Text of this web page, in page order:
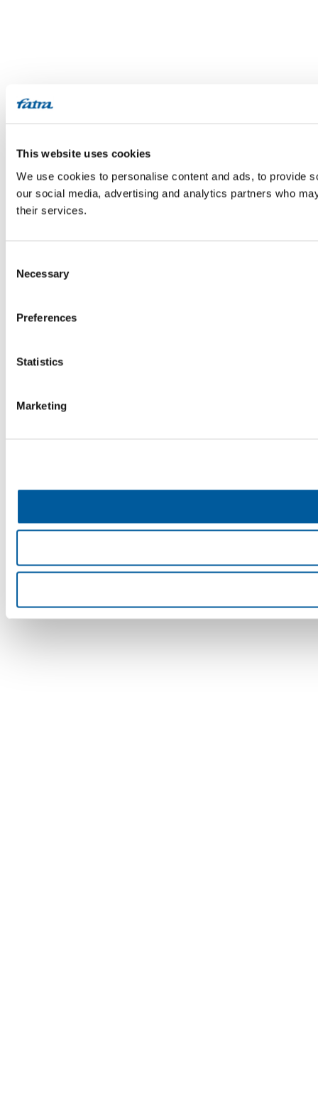
This website uses cookies
We use cookies to personalise content and ads, to provide
our social media, advertising and analytics partners who
their services.
Selection
Necessary
Preferences
Statistics
Marketing